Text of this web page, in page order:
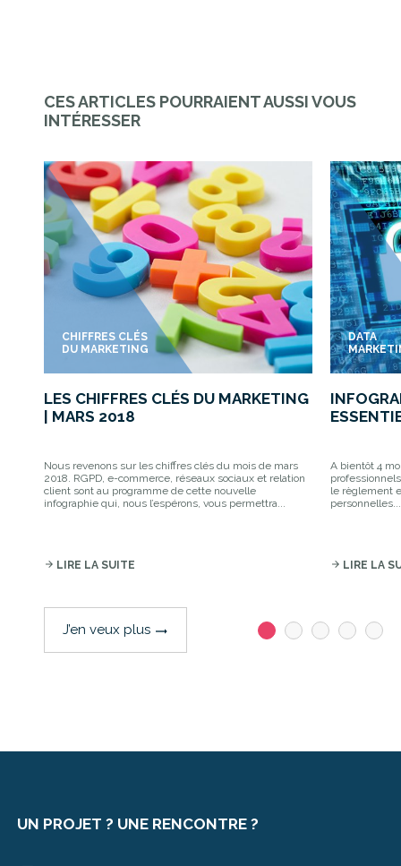
CES ARTICLES POURRAIENT AUSSI VOUS
INTÉRESSER
CHIFFRES CLÉS
DU MARKETING
LES CHIFFRES CLÉS DU MARKETING
| MARS 2018
Nous revenons sur les chiffres clés du mois de mars
2018. RGPD, e-commerce, réseaux sociaux et relation
client sont au programme de cette nouvelle
infographie qui, nous l’espérons, vous permettra...
arrow_forward LIRE LA SUITE
DATA
A bientôt 4
le règlement
arrow_forward LIRE LA
J’en veux plus trending_flat
UN PROJET ? UNE RENCONTRE ?